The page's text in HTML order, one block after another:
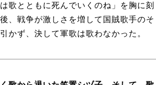
歌とともに死んでいくのね」を胸に刻
、戦争が激しさを増して国賊歌手のそ
かず、決して軍歌は歌わなかった。